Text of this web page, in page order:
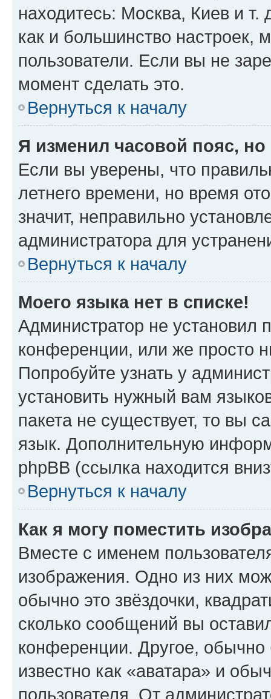
находитесь: Москва, Киев и т.
как и большинство настроек,
пользователи. Если вы не
момент сделать это.
Вернуться к началу
Я изменил часовой пояс,
Если вы уверены, что
летнего времени, но время
значит, неправильно
администратора для
Вернуться к началу
Моего языка нет в списке!
Администратор не установил
конференции, или же просто
Попробуйте узнать у
установить нужный вам
пакета не существует, то вы
язык. Дополнительную
phpBB (ссылка находится
Вернуться к началу
Как я могу поместить
Вместе с именем
изображения. Одно из них
обычно это звёздочки,
сколько сообщений вы
конференции. Другое,
известно как «аватара» и
пользователя. От